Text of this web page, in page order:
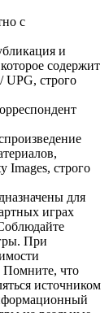
с
и
содержит
строго
Images, строго
для
играх
При
Помните, что
источником